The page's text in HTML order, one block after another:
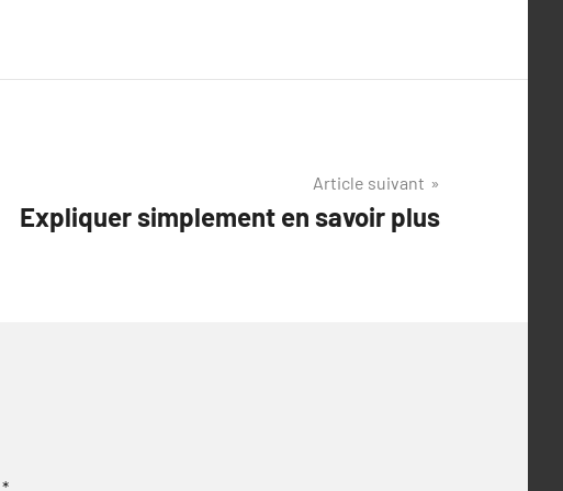
Article suivant
Expliquer simplement en savoir plus